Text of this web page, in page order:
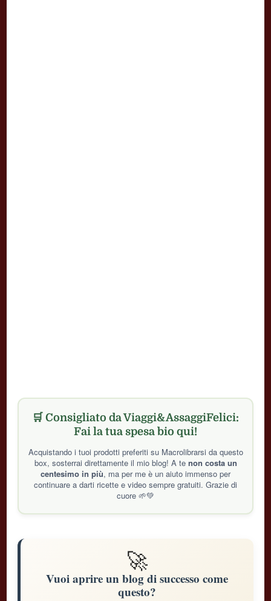
🛒 Consigliato da Viaggi&AssaggiFelici:
Fai la tua spesa bio qui!
Acquistando i tuoi prodotti preferiti su Macrolibrarsi da questo
box, sosterrai direttamente il mio blog! A te non costa un
centesimo in più, ma per me è un aiuto immenso per
continuare a darti ricette e video sempre gratuiti. Grazie di
cuore 🌱💚
🚀
Vuoi aprire un blog di successo come
questo?